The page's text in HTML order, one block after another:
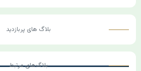
بلاگ های پربازدید
بلاگ‌های مرتبط